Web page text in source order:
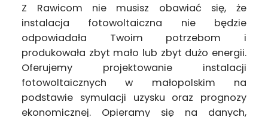
Z Rawicom nie musisz obawiać się, że
instalacja fotowoltaiczna nie będzie
odpowiadała Twoim potrzebom i
produkowała zbyt mało lub zbyt dużo energii.
Oferujemy projektowanie instalacji
fotowoltaicznych w małopolskim na
podstawie symulacji uzysku oraz prognozy
ekonomicznej. Opieramy się na danych,